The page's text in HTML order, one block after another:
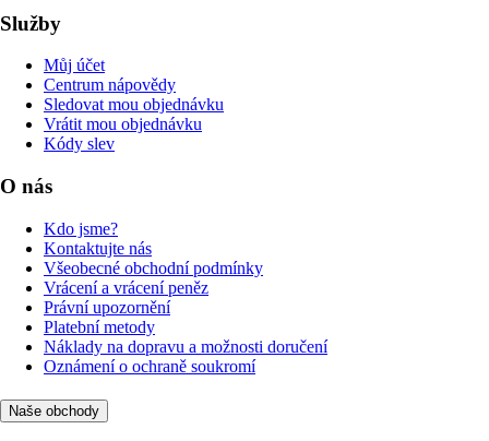
Služby
Můj účet
Centrum nápovědy
Sledovat mou objednávku
Vrátit mou objednávku
Kódy slev
O nás
Kdo jsme?
Kontaktujte nás
Všeobecné obchodní podmínky
Vrácení a vrácení peněz
Právní upozornění
Platební metody
Náklady na dopravu a možnosti doručení
Oznámení o ochraně soukromí
Naše obchody